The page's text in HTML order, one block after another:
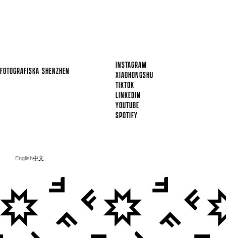
FOTOGRAFISKA SHENZHEN
INSTAGRAM
XIAOHONGSHU
TIKTOK
LINKEDIN
YOUTUBE
SPOTIFY
English中文